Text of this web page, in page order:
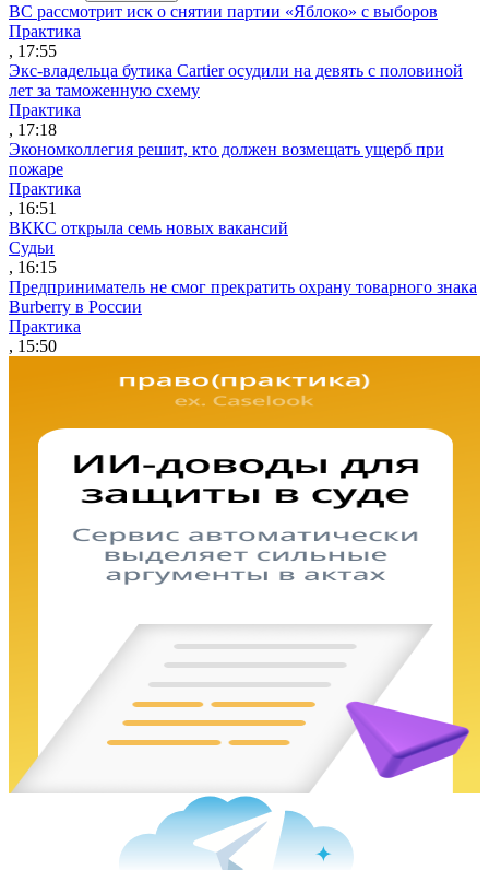
ВС рассмотрит иск о снятии партии «Яблоко» с выборов
Практика
, 17:55
Экс-владельца бутика Cartier осудили на девять с половиной
лет за таможенную схему
Практика
, 17:18
Экономколлегия решит, кто должен возмещать ущерб при
пожаре
Практика
, 16:51
ВККС открыла семь новых вакансий
Судьи
, 16:15
Предприниматель не смог прекратить охрану товарного знака
Burberry в России
Практика
, 15:50